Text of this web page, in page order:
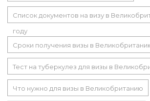
Список документов на визу в
году
Сроки получения визы в
Тест на туберкулез для визы в
Что нужно для визы в Великобританию